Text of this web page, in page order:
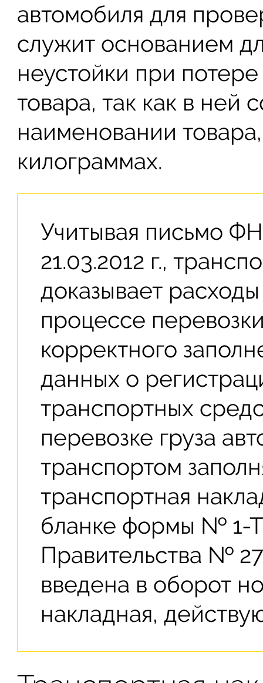
автомобиля для
служит основанием
неустойки при
товара, так как в ней
наименовании
килограммах.
Учитывая письмо
21.03.2012 г.,
доказывает
процессе
корректного
данных о
транспортных
перевозке груза
транспортом
транспортная
бланке формы № 1-
Правительства №
введена в оборот
накладная,